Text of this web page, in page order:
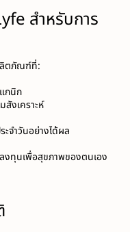
สำหรับการ
ลิตภัณฑ์ที่:
กนิก
สังเคราะห์
ะจำวันอย่างได้ผล
ทุนเพื่อสุขภาพของตนเอง